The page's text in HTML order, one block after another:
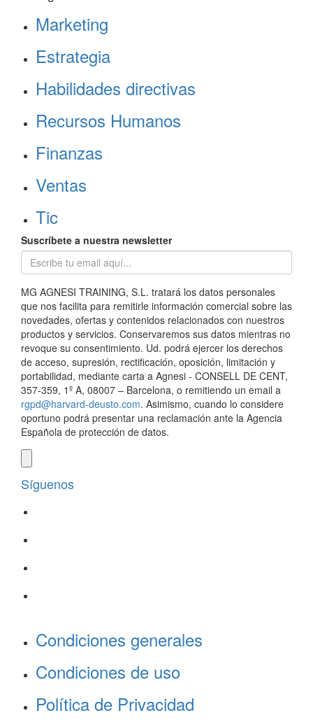
Marketing
Estrategia
Habilidades directivas
Recursos Humanos
Finanzas
Ventas
Tic
Suscríbete a nuestra newsletter
MG AGNESI TRAINING, S.L. tratará los datos personales
que nos facilita para remitirle información comercial sobre las
novedades, ofertas y contenidos relacionados con nuestros
productos y servicios. Conservaremos sus datos mientras no
revoque su consentimiento. Ud. podrá ejercer los derechos
de acceso, supresión, rectificación, oposición, limitación y
portabilidad, mediante carta a Agnesi - CONSELL DE CENT,
357-359, 1º A, 08007 – Barcelona, o remitiendo un email a
rgpd@harvard-deusto.com. Asimismo, cuando lo considere
oportuno podrá presentar una reclamación ante la Agencia
Española de protección de datos.
Síguenos
Condiciones generales
Condiciones de uso
Política de Privacidad